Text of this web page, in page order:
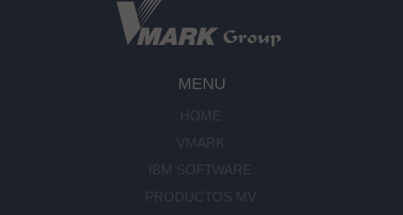
MENU
HOME
VMARK
IBM SOFTWARE
PRODUCTOS MV